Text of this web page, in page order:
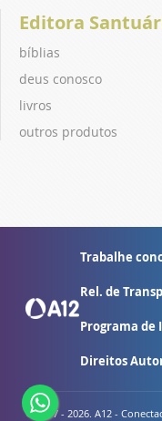
Editora
bíblias
deus conosco
livros
outros produtos
Trabalhe
Rel. de
Programa de
Direitos
© 2007 - 2026. A12 -